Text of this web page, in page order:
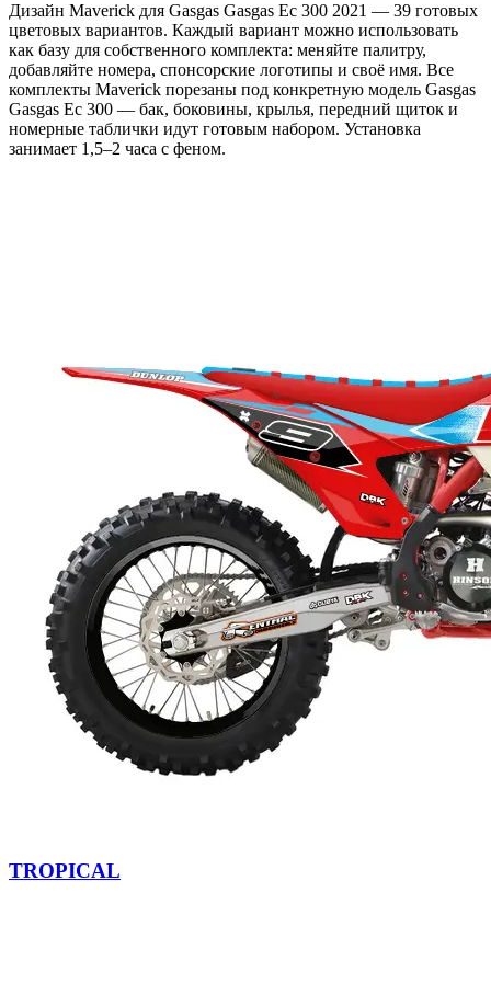
Дизайн Maverick для Gasgas Gasgas Ec 300 2021 — 39 готовых
цветовых вариантов. Каждый вариант можно использовать
как базу для собственного комплекта: меняйте палитру,
добавляйте номера, спонсорские логотипы и своё имя. Все
комплекты Maverick порезаны под конкретную модель Gasgas
Gasgas Ec 300 — бак, боковины, крылья, передний щиток и
номерные таблички идут готовым набором. Установка
занимает 1,5–2 часа с феном.
TROPICAL